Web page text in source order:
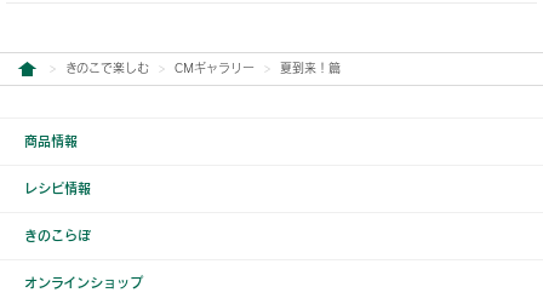
きのこで楽しむ CMギャラリー 夏到来！篇
商品情報
レシピ情報
きのこらぼ
オンラインショップ